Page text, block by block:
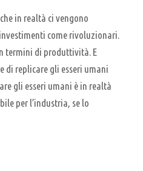
in realtà ci vengono
come rivoluzionari.
termini di produttività. E
di replicare gli esseri umani
gli esseri umani è in realtà
per l’industria, se lo